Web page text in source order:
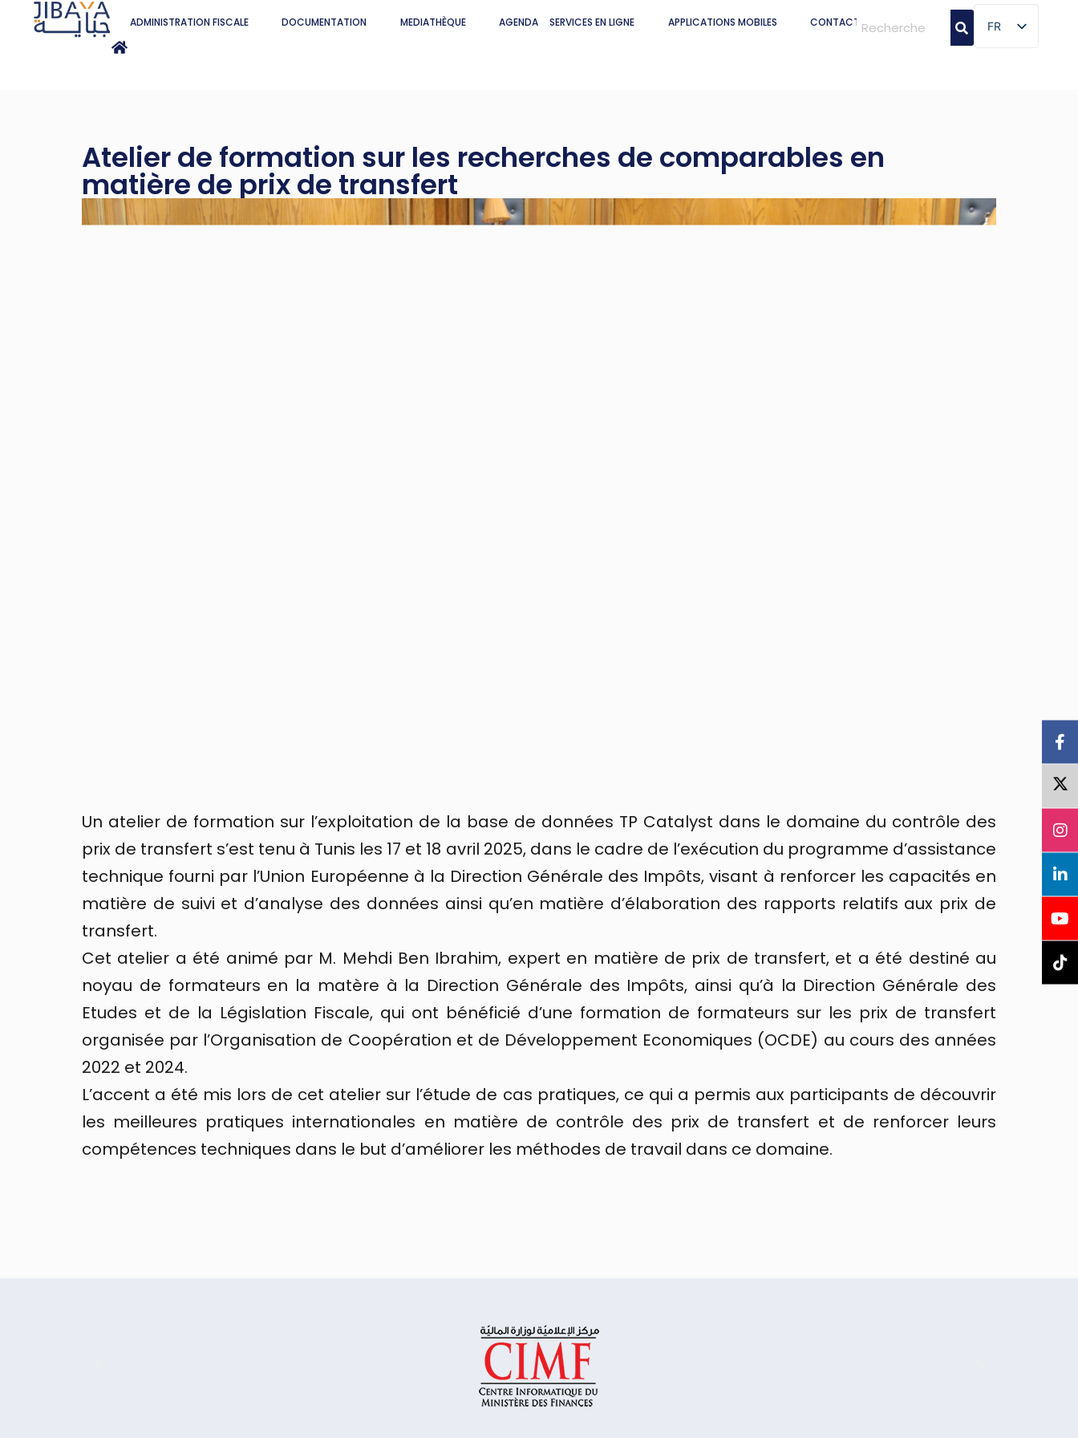
ADMINISTRATION FISCALE DOCUMENTATION MEDIATHÈQUE AGENDA SERVICES EN LIGNE APPLICATIONS MOBILES CONTACT FR
FR
Atelier de formation sur les recherches de comparables en
matière de prix de transfert
Un atelier de formation sur l’exploitation de la base de données TP Catalyst dans le domaine du contrôle des
prix de transfert s’est tenu à Tunis les 17 et 18 avril 2025, dans le cadre de l’exécution du programme d’assistance
technique fourni par l’Union Européenne à la Direction Générale des Impôts, visant à renforcer les capacités en
matière de suivi et d’analyse des données ainsi qu’en matière d’élaboration des rapports relatifs aux prix de
transfert.
Cet atelier a été animé par M. Mehdi Ben Ibrahim, expert en matière de prix de transfert, et a été destiné au
noyau de formateurs en la matère à la Direction Générale des Impôts, ainsi qu’à la Direction Générale des
Etudes et de la Législation Fiscale, qui ont bénéficié d’une formation de formateurs sur les prix de transfert
organisée par l’Organisation de Coopération et de Développement Economiques (OCDE) au cours des années
2022 et 2024.
L’accent a été mis lors de cet atelier sur l’étude de cas pratiques, ce qui a permis aux participants de découvrir
les meilleures pratiques internationales en matière de contrôle des prix de transfert et de renforcer leurs
compétences techniques dans le but d’améliorer les méthodes de travail dans ce domaine.